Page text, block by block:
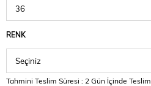
RENK
Tahmini Teslim Süresi : 2 Gün İçinde Teslim